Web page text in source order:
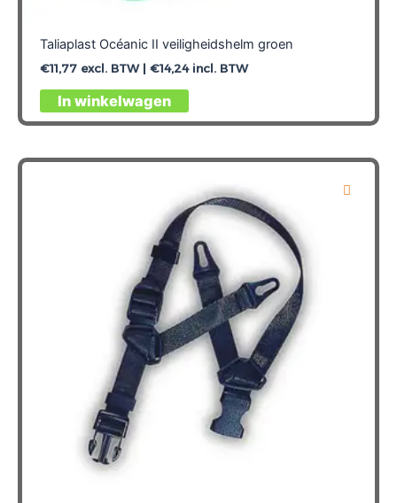
Taliaplast Océanic II veiligheidshelm groen
€11,77excl. BTW | €14,24incl. BTW
In winkelwagen